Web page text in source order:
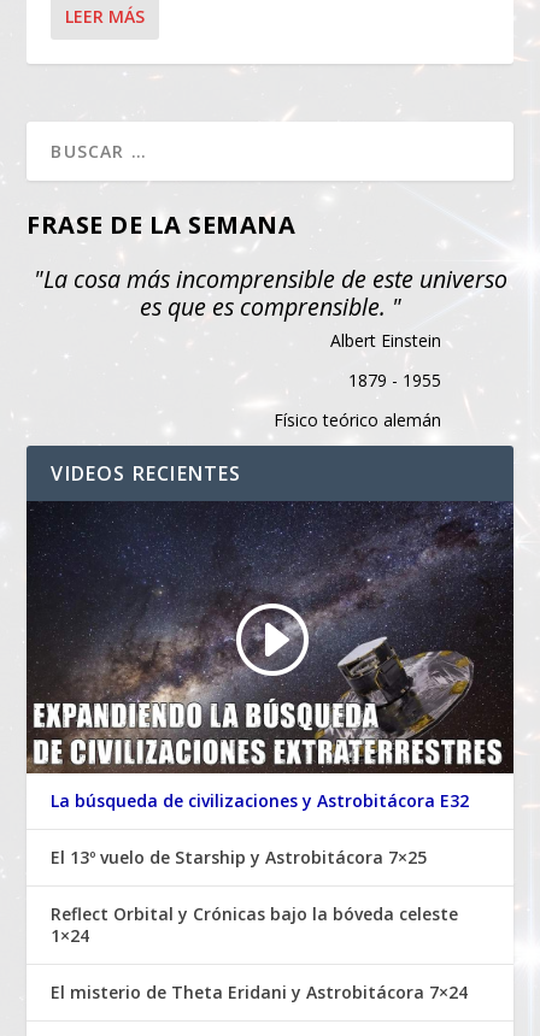
LEER MÁS
FRASE DE LA SEMANA
"La cosa más incomprensible de este universo
es que es comprensible. "
Albert Einstein
1879 - 1955
Físico teórico alemán
VIDEOS RECIENTES
La búsqueda de civilizaciones y Astrobitácora E32
El 13º vuelo de Starship y Astrobitácora 7×25
Reflect Orbital y Crónicas bajo la bóveda celeste
1×24
El misterio de Theta Eridani y Astrobitácora 7×24